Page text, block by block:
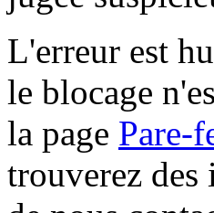
L'erreur est
le blocage
la page Pare-
trouverez